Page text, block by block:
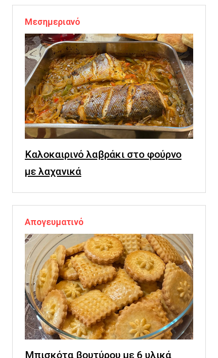
Μεσημεριανό
Καλοκαιρινό λαβράκι στο φούρνο
με λαχανικά
Απογευματινό
Μπισκότα βουτύρου με 6 υλικά